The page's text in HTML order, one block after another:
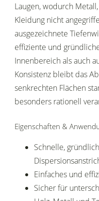
Laugen, wodurch
Kleidung nicht
ausgezeichnete
effiziente und
Innenbereich als auch
Konsistenz bleibt das
senkrechten Flächen
besonders rationell
Eigenschaften &
Schnelle,
Einfaches und
Sicher für